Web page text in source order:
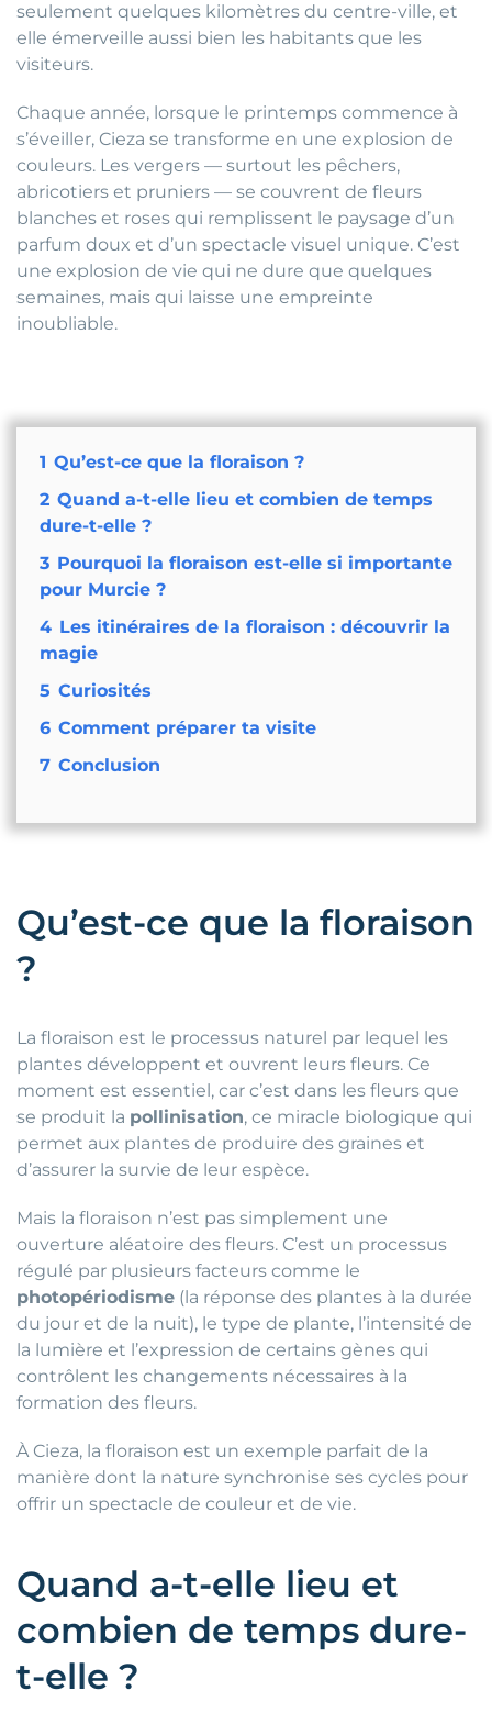
seulement quelques kilomètres du centre-ville, et
elle émerveille aussi bien les habitants que les
visiteurs.
Chaque année, lorsque le printemps commence à
s’éveiller, Cieza se transforme en une explosion de
couleurs. Les vergers — surtout les pêchers,
abricotiers et pruniers — se couvrent de fleurs
blanches et roses qui remplissent le paysage d’un
parfum doux et d’un spectacle visuel unique. C’est
une explosion de vie qui ne dure que quelques
semaines, mais qui laisse une empreinte
inoubliable.
1 Qu’est-ce que la floraison ?
2 Quand a-t-elle lieu et combien de temps
dure-t-elle ?
3 Pourquoi la floraison est-elle si importante
pour Murcie ?
4 Les itinéraires de la floraison : découvrir la
magie
5 Curiosités
6 Comment préparer ta visite
7 Conclusion
Qu’est-ce que la floraison
?
La floraison est le processus naturel par lequel les
plantes développent et ouvrent leurs fleurs. Ce
moment est essentiel, car c’est dans les fleurs que
se produit la pollinisation, ce miracle biologique qui
permet aux plantes de produire des graines et
d’assurer la survie de leur espèce.
Mais la floraison n’est pas simplement une
ouverture aléatoire des fleurs. C’est un processus
régulé par plusieurs facteurs comme le
photopériodisme (la réponse des plantes à la durée
du jour et de la nuit), le type de plante, l’intensité de
la lumière et l’expression de certains gènes qui
contrôlent les changements nécessaires à la
formation des fleurs.
À Cieza, la floraison est un exemple parfait de la
manière dont la nature synchronise ses cycles pour
offrir un spectacle de couleur et de vie.
Quand a-t-elle lieu et
combien de temps dure-
t-elle ?